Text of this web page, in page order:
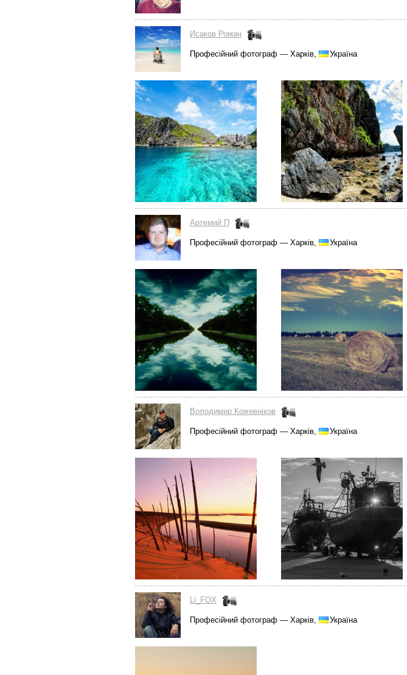
Исаков Роман
Професійний фотограф — Харків, Україна
Артемий П
Професійний фотограф — Харків, Україна
Володимир Кожевніков
Професійний фотограф — Харків, Україна
Li_FOX
Професійний фотограф — Харків, Україна